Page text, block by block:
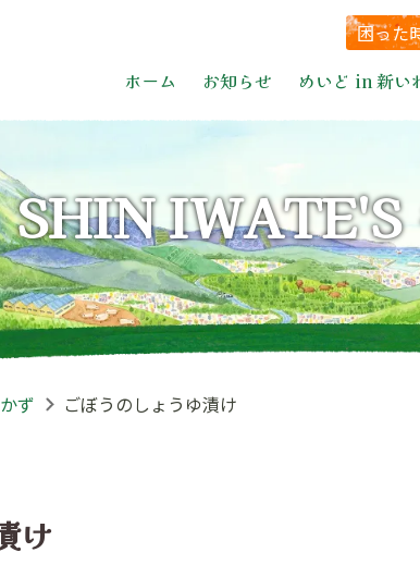
困った
ホーム
お知らせ めいど in 新い
SHIN IWATE'S
ず ごぼうのしょうゆ漬け
け